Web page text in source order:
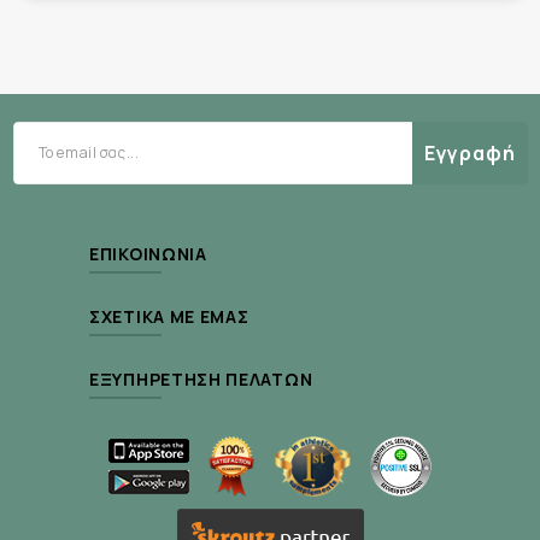
Εγγραφή
ΕΠΙΚΟΙΝΩΝΊΑ
ΣΧΕΤΙΚΆ ΜΕ ΕΜΆΣ
ΕΞΥΠΗΡΈΤΗΣΗ ΠΕΛΑΤΏΝ